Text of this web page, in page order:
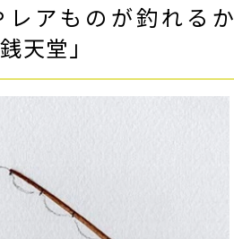
アものが釣れるか
天堂」